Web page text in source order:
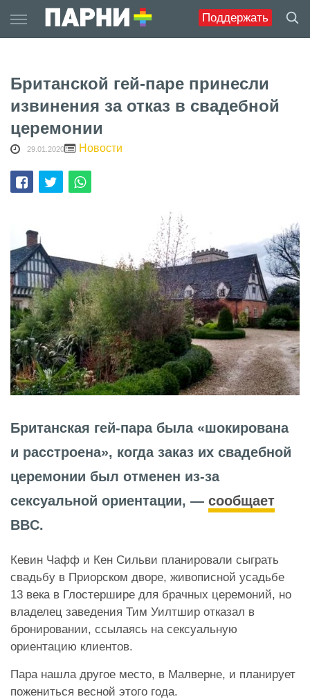
Поддержать
to
content
Британской гей-паре принесли
извинения за отказ в свадебной
церемонии
29.01.2020 Новости
Британская гей-пара была «шокирована
и расстроена», когда заказ их свадебной
церемонии был отменен из-за
сексуальной ориентации, — сообщает
BBC.
Кевин Чафф и Кен Сильви планировали сыграть
свадьбу в Приорском дворе, живописной усадьбе
13 века в Глостершире для брачных церемоний, но
владелец заведения Тим Уилтшир отказал в
бронировании, ссылаясь на сексуальную
ориентацию клиентов.
Пара нашла другое место, в Малверне, и планирует
пожениться весной этого года.